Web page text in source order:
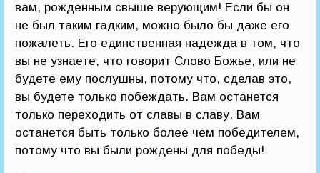
вам, рожденным свыше верующим! Если бы он
не был таким гадким, можно было бы даже его
пожалеть. Его единственная надежда в том, что
вы не узнаете, что говорит Слово Божье, или не
будете ему послушны, потому что, сделав это,
вы будете только побеждать. Вам останется
только переходить от славы в славу. Вам
останется быть только более чем победителем,
потому что вы были рождены для победы!